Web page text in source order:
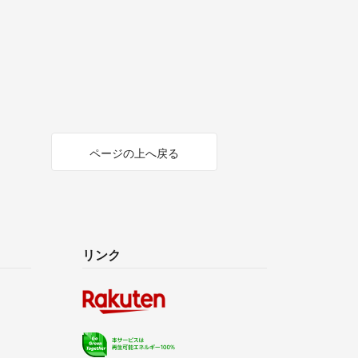
ページの上へ戻る
リンク